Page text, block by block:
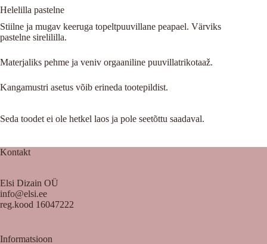
Helelilla pastelne
Stiilne ja mugav keeruga topeltpuuvillane peapael. Värviks
pastelne sirelililla.
Materjaliks pehme ja veniv orgaaniline puuvillatrikotaaž.
Kangamustri asetus võib erineda tootepildist.
Seda toodet ei ole hetkel laos ja pole seetõttu saadaval.
Kontakt
Elsi Dizain OÜ
info@elsi.ee
reg.kood 16047222
Informatsioon